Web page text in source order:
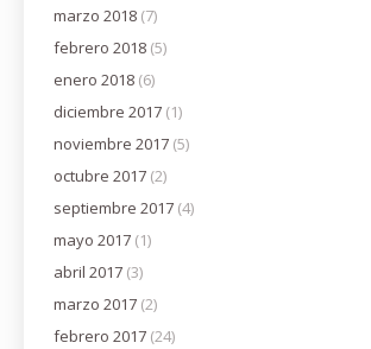
marzo 2018 (7)
febrero 2018 (5)
enero 2018 (6)
diciembre 2017 (1)
noviembre 2017 (5)
octubre 2017 (2)
septiembre 2017 (4)
mayo 2017 (1)
abril 2017 (3)
marzo 2017 (2)
febrero 2017 (24)